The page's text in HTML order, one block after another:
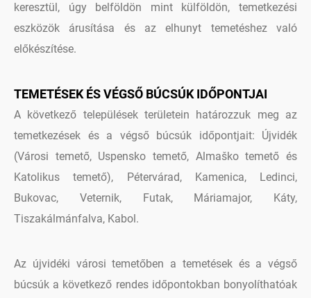
keresztül, úgy belföldön mint külföldön, temetkezési
eszközök árusítása és az elhunyt temetéshez való
előkészítése.
TEMETÉSEK ÉS VÉGSŐ BÚCSÚK IDŐPONTJAI
A következő települések területein határozzuk meg az
temetkezések és a végső búcsúk időpontjait: Újvidék
(Városi temető, Uspensko temető, Almaško temető és
Katolikus temető), Pétervárad, Kamenica, Ledinci,
Bukovac, Veternik, Futak, Máriamajor, Káty,
Tiszakálmánfalva, Kabol.
Az újvidéki városi temetőben a temetések és a végső
búcsúk a következő rendes időpontokban bonyolíthatóak